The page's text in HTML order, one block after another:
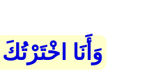
وَأَنَا